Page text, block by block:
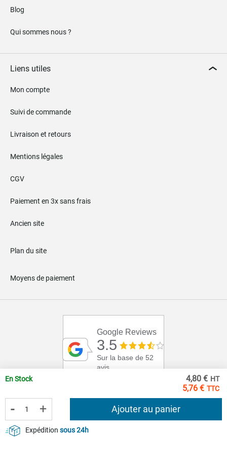
5,76 €
4,80 €
En Stock
- + Ajouter au panier
Expédition sous 24h
Blog
Qui sommes nous ?
Liens utiles
Mon compte
Suivi de commande
Livraison et retours
Mentions légales
CGV
Paiement en 3x sans frais
Ancien site
Plan du site
Moyens de paiement
Google Reviews
3.5
Sur la base de 52
avis